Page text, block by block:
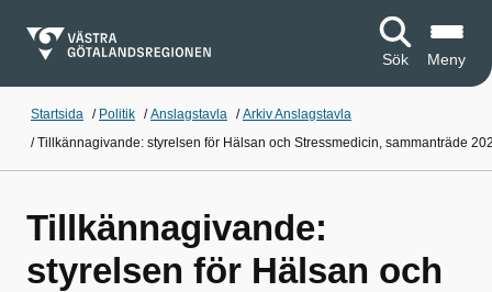
Sök Meny
Startsida / Politik /Anslagstavla /Arkiv Anslagstavla
/Tillkännagivande: styrelsen för Hälsan och Stressmedicin, sammanträde
Tillkännagivande:
styrelsen för Hälsan och